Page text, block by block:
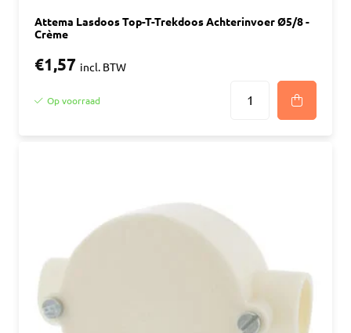
Attema Lasdoos Top-T-Trekdoos Achterinvoer Ø5/8 -
Crème
€1,57 incl. BTW
Op voorraad